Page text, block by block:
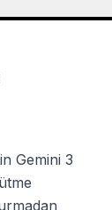
Gemini 3